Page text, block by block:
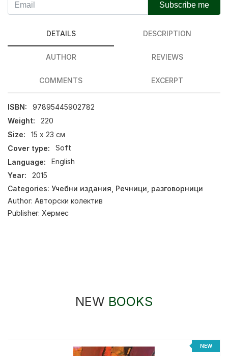
Subscribe me
DETAILS DESCRIPTION
AUTHOR REVIEWS
COMMENTS EXCERPT
ISBN:
97895445902782
Weight:
220
Size:
15 х 23 см
Cover type:
Soft
Language:
English
Year:
2015
Categories: Учебни издания Речници, разговорници
Author: Авторски колектив
Publisher: Хермес
NEW BOOKS
NEW